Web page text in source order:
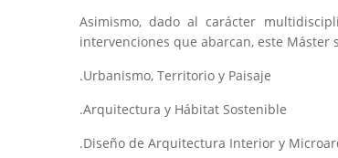
Asimismo, dado al carácter
intervenciones que abarcan, este
.Urbanismo, Territorio y Paisaje
.Arquitectura y Hábitat Sostenible
.Diseño de Arquitectura Interior y